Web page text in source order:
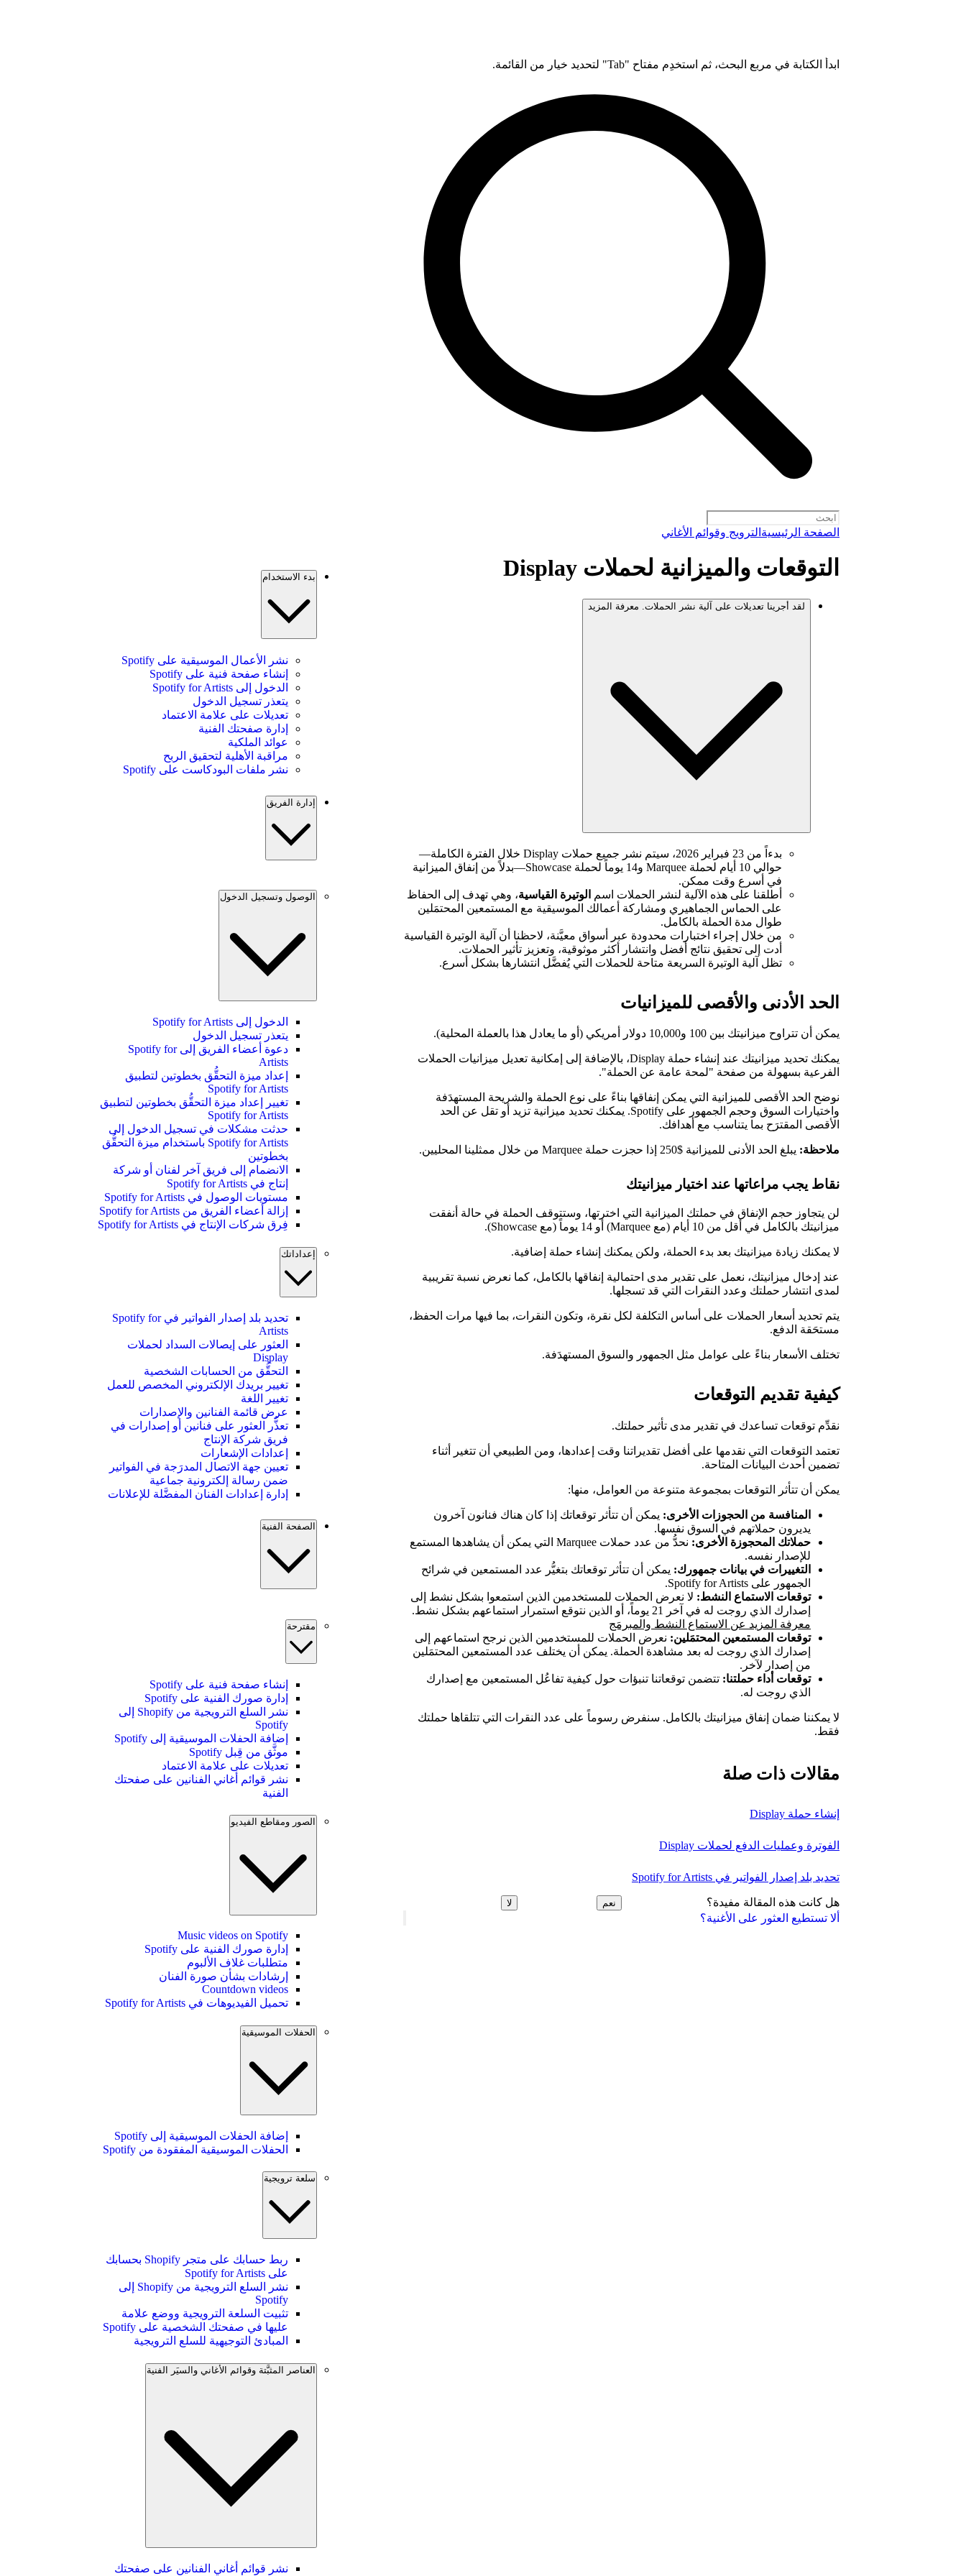
ابدأ الكتابة في مربع البحث، ثم استخدِم مفتاح "Tab" لتحديد خيار من القائمة.
الصفحة الرئيسية الترويج وقوائم الأغاني
ألا تستطيع العثور على الأغنية؟
التوقعات والميزانية لحملات Display
لقد أجرينا تعديلات على آلية نشر الحملات. معرفة المزيد
بدءاً من 23 فبراير 2026، سيتم نشر جميع حملات Display خلال الفترة الكاملة—
حوالي 10 أيام لحملة Marquee و14 يوماً لحملة Showcase—بدلاً من إنفاق الميزانية
في أسرع وقت ممكن.
أطلقنا على هذه الآلية لنشر الحملات اسم
الوتيرة القياسية، وهي تهدف إلى الحفاظ
على الحماس الجماهيري ومشاركة أعمالك الموسيقية مع المستمعين المحتمَلين
طوال مدة الحملة بالكامل.
من خلال إجراء اختبارات محدودة عبر أسواق معيَّنة، لاحظنا أن آلية الوتيرة القياسية
أدت إلى تحقيق نتائج أفضل وانتشار أكثر موثوقية، وتعزيز تأثير الحملات.
تظل آلية الوتيرة السريعة متاحة للحملات التي يُفضَّل انتشارها بشكل أسرع.
الحد الأدنى والأقصى للميزانيات
يمكن أن تتراوح ميزانيتك بين 100 و10,000 دولار أمريكي (أو ما يعادل هذا بالعملة المحلية).
يمكنك تحديد ميزانيتك عند إنشاء حملة Display، بالإضافة إلى إمكانية تعديل ميزانيات الحملات
الفرعية بسهولة من صفحة "لمحة عامة عن الحملة".
نوضح الحد الأقصى للميزانية التي يمكن إنفاقها بناءً على نوع الحملة والشريحة المستهدَفة
واختيارات السوق وحجم الجمهور على Spotify. يمكنك تحديد ميزانية تزيد أو تقل عن الحد
الأقصى المقترَح بما يتناسب مع أهدافك.
ملاحظة: يبلغ الحد الأدنى للميزانية $250 إذا حجزت حملة Marquee من خلال ممثلينا المحليين.
نقاط يجب مراعاتها عند اختيار ميزانيتك
لن يتجاوز حجم الإنفاق في حملتك الميزانية التي اخترتها، وستتوقف الحملة في حالة أنفقت
ميزانيتك بالكامل في أقل من 10 أيام (مع Marquee) أو 14 يوماً (مع Showcase).
لا يمكنك زيادة ميزانيتك بعد بدء الحملة، ولكن يمكنك إنشاء حملة إضافية.
عند إدخال ميزانيتك، نعمل على تقدير مدى احتمالية إنفاقها بالكامل، كما نعرض نسبة تقريبية
لمدى انتشار حملتك وعدد النقرات التي قد تسجلها.
يتم تحديد أسعار الحملات على أساس التكلفة لكل نقرة، وتكون النقرات، بما فيها مرات الحفظ،
مستحَقة الدفع.
تختلف الأسعار بناءً على عوامل مثل الجمهور والسوق المستهدَفة.
كيفية تقديم التوقعات
نقدِّم توقعات تساعدك في تقدير مدى تأثير حملتك.
تعتمد التوقعات التي نقدمها على أفضل تقديراتنا وقت إعدادها، ومن الطبيعي أن تتغير أثناء
تضمين أحدث البيانات المتاحة.
يمكن أن تتأثر التوقعات بمجموعة متنوعة من العوامل، منها:
المنافسة من الحجوزات الأخرى: يمكن أن تتأثر توقعاتك إذا كان هناك فنانون آخرون
يديرون حملاتهم في السوق نفسها.
حملاتك المحجوزة الأخرى:
نحدُّ من عدد حملات Marquee التي يمكن أن يشاهدها المستمع
للإصدار نفسه.
التغييرات في بيانات جمهورك: يمكن أن تتأثر توقعاتك بتغيُّر عدد المستمعين في شرائح
الجمهور على Spotify for Artists.
توقعات الاستماع النشط: لا نعرض الحملات للمستخدمين الذين استمعوا بشكل نشط إلى
إصدارك الذي روجت له في آخر 21 يوماً، أو الذين نتوقع استمرار استماعهم بشكل نشط.
معرفة المزيد عن الاستماع النشط والمبرمَج
توقعات المستمعين المحتمَلين: نعرض الحملات للمستخدمين الذين نرجح استماعهم إلى
إصدارك الذي روجت له بعد مشاهدة الحملة. يمكن أن يختلف عدد المستمعين المحتمَلين
من إصدار لآخر.
توقعات أداء حملتنا: تتضمن توقعاتنا تنبؤات حول كيفية تفاعُل المستمعين مع إصدارك
الذي روجت له.
لا يمكننا ضمان إنفاق ميزانيتك بالكامل. سنفرض رسوماً على عدد النقرات التي تتلقاها حملتك
فقط.
مقالات ذات صلة
إنشاء حملة Display
الفوترة وعمليات الدفع لحملات Display
تحديد بلد إصدار الفواتير في Spotify for Artists
هل كانت هذه المقالة مفيدة؟ نعم لا
بدء الاستخدام
نشر الأعمال الموسيقية على Spotify
إنشاء صفحة فنية على Spotify
الدخول إلى Spotify for Artists
يتعذر تسجيل الدخول
تعديلات على علامة الاعتماد
إدارة صفحتك الفنية
عوائد الملكية
مراقبة الأهلية لتحقيق الربح
نشر ملفات البودكاست على Spotify
إدارة الفريق
الوصول وتسجيل الدخول
الدخول إلى Spotify for Artists
يتعذر تسجيل الدخول
دعوة أعضاء الفريق إلى Spotify for
Artists
إعداد ميزة التحقُّق بخطوتين لتطبيق
Spotify for Artists
تغيير إعداد ميزة التحقُّق بخطوتين لتطبيق
Spotify for Artists
حدثت مشكلات في تسجيل الدخول إلى
Spotify for Artists باستخدام ميزة التحقُّق
بخطوتين
الانضمام إلى فريق آخر لفنان أو شركة
إنتاج في Spotify for Artists
مستويات الوصول في Spotify for Artists
إزالة أعضاء الفريق من Spotify for Artists
فِرق شركات الإنتاج في Spotify for Artists
إعداداتك
تحديد بلد إصدار الفواتير في Spotify for
Artists
العثور على إيصالات السداد لحملات
Display
التحقُّق من الحسابات الشخصية
تغيير بريدك الإلكتروني المخصص للعمل
تغيير اللغة
عرض قائمة الفنانين والإصدارات
تعذُّر العثور على فنانين أو إصدارات في
فريق شركة الإنتاج
إعدادات الإشعارات
تعيين جهة الاتصال المدرَجة في الفواتير
ضمن رسالة إلكترونية جماعية
إدارة إعدادات الفنان المفضَّلة للإعلانات
الصفحة الفنية
مقترحة
إنشاء صفحة فنية على Spotify
إدارة صورك الفنية على Spotify
نشر السلع الترويجية من Shopify إلى
Spotify
إضافة الحفلات الموسيقية إلى Spotify
موثَّق من قِبل Spotify
تعديلات على علامة الاعتماد
نشر قوائم أغاني الفنانين على صفحتك
الفنية
الصور ومقاطع الفيديو
Music videos on Spotify
إدارة صورك الفنية على Spotify
متطلبات غلاف الألبوم
إرشادات بشأن صورة الفنان
Countdown videos
تحميل الفيديوهات في Spotify for Artists
الحفلات الموسيقية
إضافة الحفلات الموسيقية إلى Spotify
الحفلات الموسيقية المفقودة من Spotify
سلعة ترويجية
ربط حسابك على متجر Shopify بحسابك
على Spotify for Artists
نشر السلع الترويجية من Shopify إلى
Spotify
تثبيت السلعة الترويجية ووضع علامة
عليها في صفحتك الشخصية على Spotify
المبادئ التوجيهية للسلع الترويجية
العناصر المثبَّتة وقوائم الأغاني والسيَر الفنية
نشر قوائم أغاني الفنانين على صفحتك